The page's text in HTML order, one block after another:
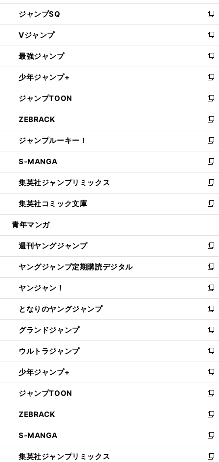
し
い
ウ
ィ
ン
ド
ウ
で
開
く
ジャンプSQ
新
し
い
ウ
ィ
ン
ド
ウ
で
開
く
Vジャンプ
新
し
い
ウ
ィ
ン
ド
ウ
で
開
く
最強ジャンプ
新
し
い
ウ
ィ
ン
ド
ウ
で
開
く
少年ジャンプ+
新
し
い
ウ
ィ
ン
ド
ウ
で
開
く
ジャンプTOON
新
し
い
ウ
ィ
ン
ド
ウ
で
開
く
ZEBRACK
新
し
い
ウ
ィ
ン
ド
ウ
で
開
ジャンプルーキー！
新
し
い
ウ
ィ
ン
ド
ウ
開
く
S-MANGA
新
し
い
ウ
ィ
ン
ウ
で
開
く
集英社ジャンプリミックス
新
し
い
ウ
ン
ド
ウ
で
開
く
集英社コミック文庫
新
し
ウ
ィ
ン
ド
ウ
で
開
く
青年マンガ
週刊ヤングジャンプ
新
し
い
ウ
ィ
ン
ド
ウ
で
開
く
ヤングジャンプ定期購読デジタル
新
し
い
ウ
ィ
ン
ド
ウ
で
開
く
ヤンジャン！
新
し
い
ウ
ィ
ン
ド
ウ
で
開
く
となりのヤングジャンプ
新
し
い
ウ
ィ
ン
ド
ウ
で
開
く
グランドジャンプ
新
し
い
ウ
ィ
ン
ド
ウ
で
開
く
ウルトラジャンプ
新
し
い
ウ
ィ
ン
ド
ウ
で
開
く
少年ジャンプ+
新
し
い
ウ
ィ
ン
ド
ウ
で
ジャンプTOON
新
し
い
ウ
ィ
ン
ド
ZEBRACK
新
し
い
ウ
ィ
S-MANGA
新
し
い
集英社ジャンプリミックス 新